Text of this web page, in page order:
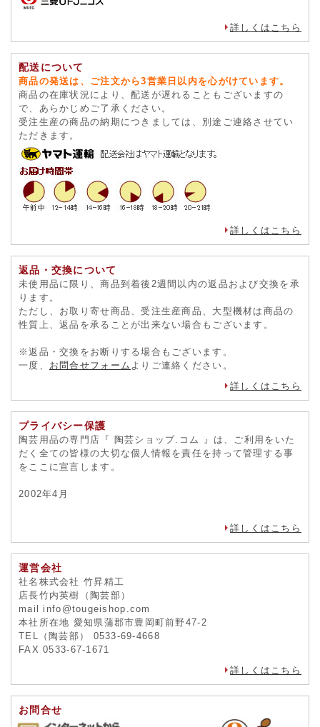
詳しくはこちら
配送について
商品の発送は、ご注文から3営業日以内を心がけています。
商品の在庫状況により、配送が遅れることもございますの
で、あらかじめご了承ください。
受注生産の商品の納期につきましては、別途ご連絡させてい
ただきます。
詳しくはこちら
返品・交換について
未使用品に限り、商品到着後2週間以内の返品および交換を承
ります。
ただし、お取り寄せ商品、受注生産商品、大型機材は商品の
性質上、返品を承ることが出来ない場合もございます。
※返品・交換をお断りする場合もございます。
一度、 お問合せフォーム よりご連絡ください。
詳しくはこちら
プライバシー保護
陶芸用品の専門店『 陶芸ショップ.コム 』は、ご利用をいた
だく全ての皆様の大切な個人情報を責任を持って管理する事
をここに宣言します。
2002年4月
詳しくはこちら
運営会社
社名株式会社 竹昇精工
店長竹内英樹（陶芸部）
mail info@tougeishop.com
本社所在地 愛知県蒲郡市豊岡町前野47-2
TEL（陶芸部） 0533-69-4668
FAX 0533-67-1671
詳しくはこちら
お問合せ